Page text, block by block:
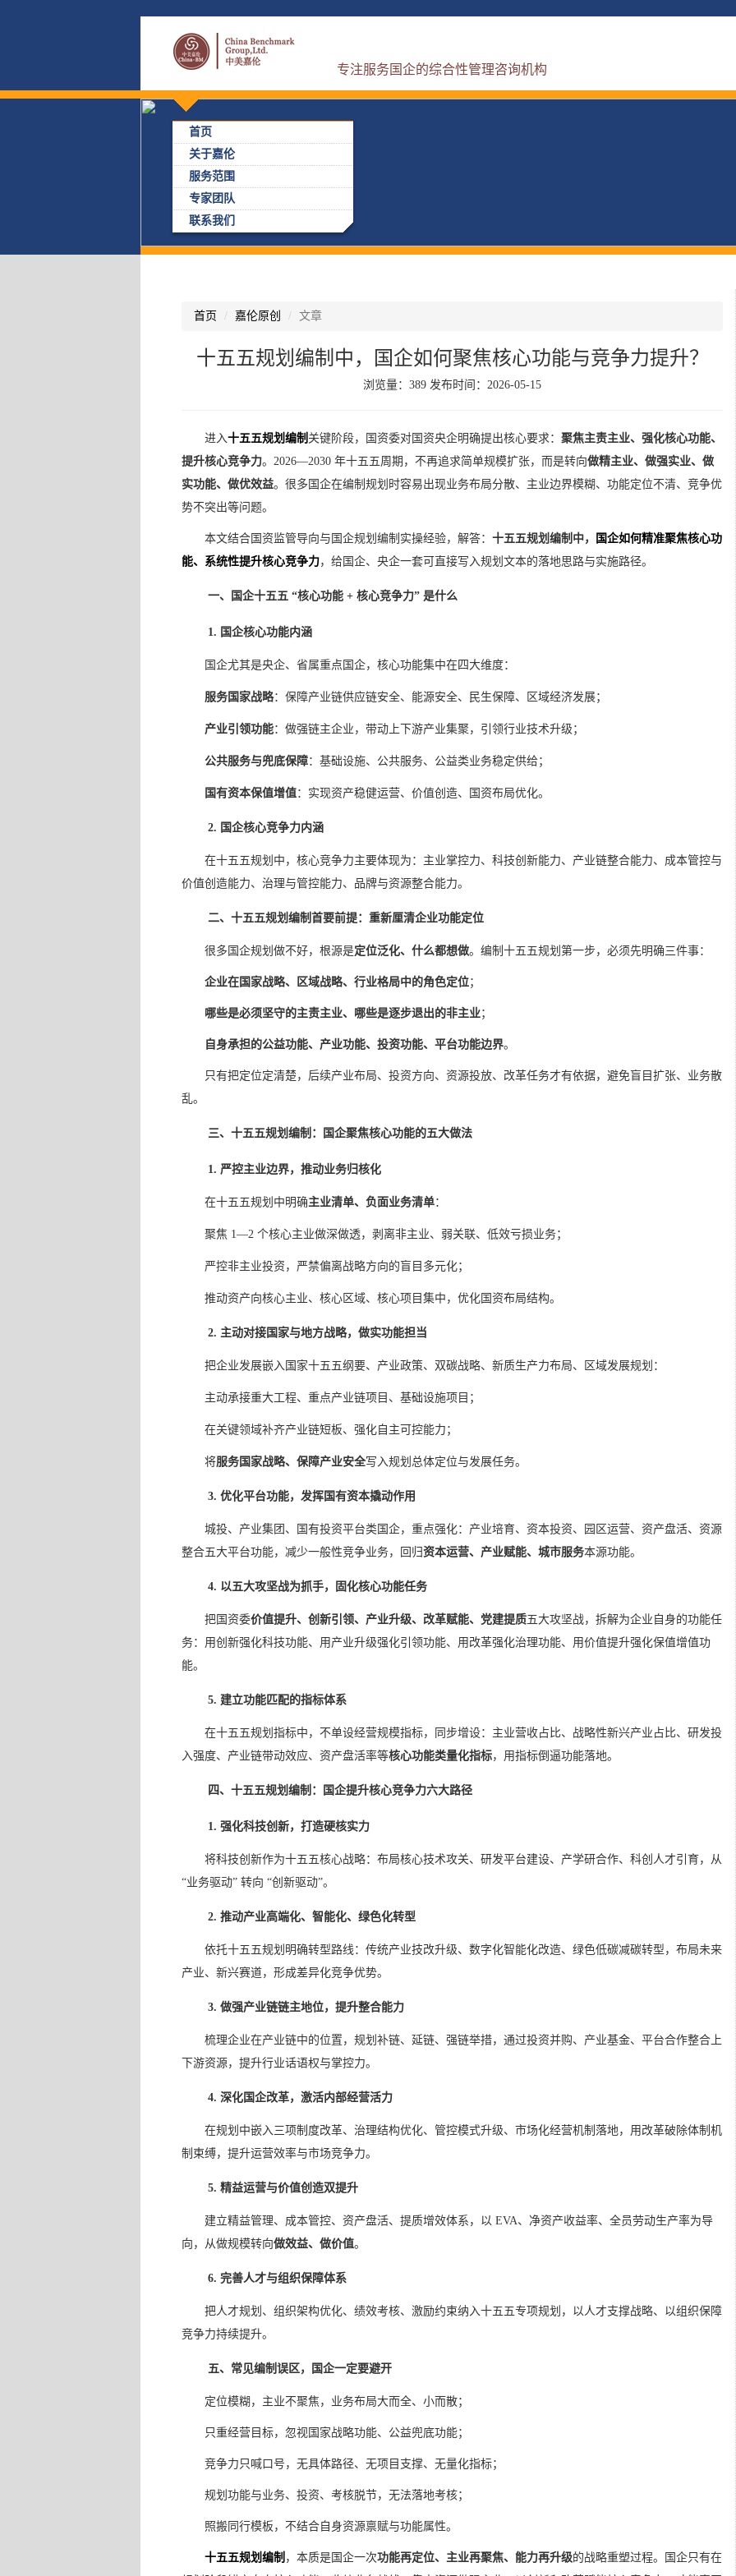
专注服务国企的综合性管理咨询机构
首页
关于嘉伦
服务范围
专家团队
联系我们
首页 嘉伦原创 文章
十五五规划编制中，国企如何聚焦核心功能与竞争力提升？
浏览量：389 发布时间：2026-05-15
进入十五五规划编制 关键阶段，国资委对国资央企明确提出核心要求： 聚焦主责主业、强化核心功能、
提升核心竞争力。2026—2030 年十五五周期，不再追求简单规模扩张，而是转向做精主业、做强实业、做
实功能、做优效益。很多国企在编制规划时容易出现业务布局分散、主业边界模糊、功能定位不清、竞争优
势不突出等问题。
本文结合国资监管导向与国企规划编制实操经验，解答： 十五五规划编制中，
国企如何精准聚焦核心功
能、系统性提升核心竞争力，给国企、央企一套可直接写入规划文本的落地思路与实施路径。
一、国企十五五 “核心功能 + 核心竞争力” 是什么
1. 国企核心功能内涵
国企尤其是央企、省属重点国企，核心功能集中在四大维度：
服务国家战略：保障产业链供应链安全、能源安全、民生保障、区域经济发展；
产业引领功能：做强链主企业，带动上下游产业集聚，引领行业技术升级；
公共服务与兜底保障：基础设施、公共服务、公益类业务稳定供给；
国有资本保值增值：实现资产稳健运营、价值创造、国资布局优化。
2. 国企核心竞争力内涵
在十五五规划中，核心竞争力主要体现为：主业掌控力、科技创新能力、产业链整合能力、成本管控与
价值创造能力、治理与管控能力、品牌与资源整合能力。
二、十五五规划编制首要前提：重新厘清企业功能定位
很多国企规划做不好，根源是定位泛化、什么都想做。编制十五五规划第一步，必须先明确三件事：
企业在国家战略、区域战略、行业格局中的角色定位；
哪些是必须坚守的主责主业、哪些是逐步退出的非主业；
自身承担的公益功能、产业功能、投资功能、平台功能边界。
只有把定位定清楚，后续产业布局、投资方向、资源投放、改革任务才有依据，避免盲目扩张、业务散
乱。
三、十五五规划编制：国企聚焦核心功能的五大做法
1. 严控主业边界，推动业务归核化
在十五五规划中明确主业清单、负面业务清单：
聚焦 1—2 个核心主业做深做透，剥离非主业、弱关联、低效亏损业务；
严控非主业投资，严禁偏离战略方向的盲目多元化；
推动资产向核心主业、核心区域、核心项目集中，优化国资布局结构。
2. 主动对接国家与地方战略，做实功能担当
把企业发展嵌入国家十五五纲要、产业政策、双碳战略、新质生产力布局、区域发展规划：
主动承接重大工程、重点产业链项目、基础设施项目；
在关键领域补齐产业链短板、强化自主可控能力；
将服务国家战略、保障产业安全写入规划总体定位与发展任务。
3. 优化平台功能，发挥国有资本撬动作用
城投、产业集团、国有投资平台类国企，重点强化：产业培育、资本投资、园区运营、资产盘活、资源
整合五大平台功能，减少一般性竞争业务，回归资本运营、产业赋能、城市服务本源功能。
4. 以五大攻坚战为抓手，固化核心功能任务
把国资委价值提升、创新引领、产业升级、改革赋能、党建提质五大攻坚战，拆解为企业自身的功能任
务：用创新强化科技功能、用产业升级强化引领功能、用改革强化治理功能、用价值提升强化保值增值功
能。
5. 建立功能匹配的指标体系
在十五五规划指标中，不单设经营规模指标，同步增设：主业营收占比、战略性新兴产业占比、研发投
入强度、产业链带动效应、资产盘活率等核心功能类量化指标，用指标倒逼功能落地。
四、十五五规划编制：国企提升核心竞争力六大路径
1. 强化科技创新，打造硬核实力
将科技创新作为十五五核心战略：布局核心技术攻关、研发平台建设、产学研合作、科创人才引育，从
“业务驱动” 转向 “创新驱动”。
2. 推动产业高端化、智能化、绿色化转型
依托十五五规划明确转型路线：传统产业技改升级、数字化智能化改造、绿色低碳减碳转型，布局未来
产业、新兴赛道，形成差异化竞争优势。
3. 做强产业链链主地位，提升整合能力
梳理企业在产业链中的位置，规划补链、延链、强链举措，通过投资并购、产业基金、平台合作整合上
下游资源，提升行业话语权与掌控力。
4. 深化国企改革，激活内部经营活力
在规划中嵌入三项制度改革、治理结构优化、管控模式升级、市场化经营机制落地，用改革破除体制机
制束缚，提升运营效率与市场竞争力。
5. 精益运营与价值创造双提升
建立精益管理、成本管控、资产盘活、提质增效体系，以 EVA、净资产收益率、全员劳动生产率为导
向，从做规模转向做效益、做价值。
6. 完善人才与组织保障体系
把人才规划、组织架构优化、绩效考核、激励约束纳入十五五专项规划，以人才支撑战略、以组织保障
竞争力持续提升。
五、常见编制误区，国企一定要避开
定位模糊，主业不聚焦，业务布局大而全、小而散；
只重经营目标，忽视国家战略功能、公益兜底功能；
竞争力只喊口号，无具体路径、无项目支撑、无量化指标；
规划功能与业务、投资、考核脱节，无法落地考核；
照搬同行模板，不结合自身资源禀赋与功能属性。
十五五规划编制 ，本质是国企一次功能再定位、主业再聚焦、能力再升级的战略重塑过程。国企只有在